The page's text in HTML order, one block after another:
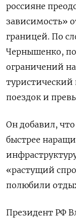
россияне
зависимость»
границей. По
Чернышенко,
ограничений
туристический
поездок и
Он добавил,
быстрее
«растущий
полюбили
Президент РФ